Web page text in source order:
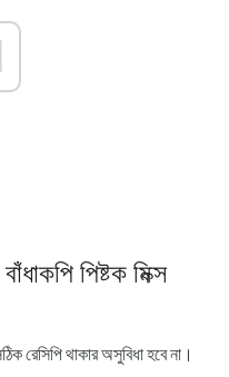
পিষ্টক মিক্স
রেসিপি থাকার অসুবিধা হবে না।